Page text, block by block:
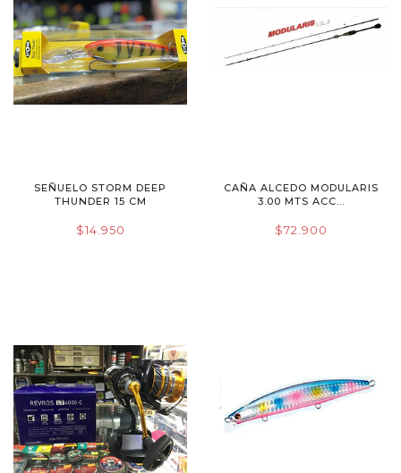
SEÑUELO STORM DEEP
THUNDER 15 CM
$14.950
CAÑA ALCEDO MODULARIS
3.00 MTS ACC...
$72.900